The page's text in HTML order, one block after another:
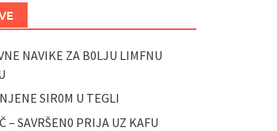
NAVIKE ZA B0LJU LIMFNU
SIR0M U TEGLI
– SAVRŠEN0 PRIJA UZ KAFU